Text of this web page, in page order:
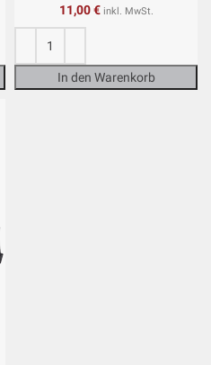
11,00€ inkl. MwSt.
In den Warenkorb